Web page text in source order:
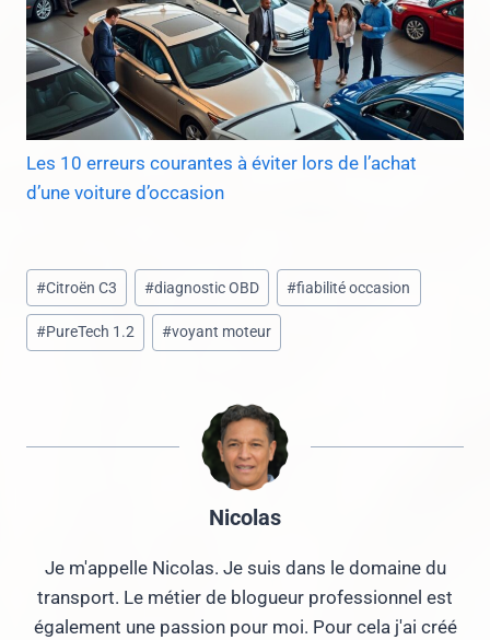
Les 10 erreurs courantes à éviter lors de l’achat
d’une voiture d’occasion
Étiquettes
de
la
#Citroën C3 #diagnostic OBD #fiabilité occasion
#PureTech 1.2 #voyant moteur
Nicolas
Je m'appelle Nicolas. Je suis dans le domaine du
transport. Le métier de blogueur professionnel est
également une passion pour moi. Pour cela j'ai créé